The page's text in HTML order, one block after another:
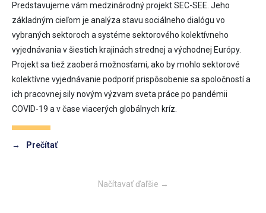
Predstavujeme vám medzinárodný projekt SEC-SEE. Jeho
základným cieľom je analýza stavu sociálneho dialógu vo
vybraných sektoroch a systéme sektorového kolektívneho
vyjednávania v šiestich krajinách strednej a východnej Európy.
Projekt sa tiež zaoberá možnosťami, ako by mohlo sektorové
kolektívne vyjednávanie podporiť prispôsobenie sa spoločností a
ich pracovnej sily novým výzvam sveta práce po pandémii
COVID-19 a v čase viacerých globálnych kríz.
→ Prečítať
Načítavať ďaľšie →